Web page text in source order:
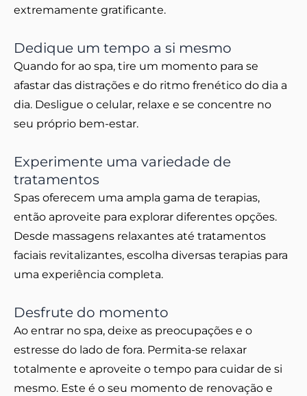
extremamente gratificante.
Dedique um tempo a si mesmo
Quando for ao spa, tire um momento para se
afastar das distrações e do ritmo frenético do dia a
dia. Desligue o celular, relaxe e se concentre no
seu próprio bem-estar.
Experimente uma variedade de
tratamentos
Spas oferecem uma ampla gama de terapias,
então aproveite para explorar diferentes opções.
Desde massagens relaxantes até tratamentos
faciais revitalizantes, escolha diversas terapias para
uma experiência completa.
Desfrute do momento
Ao entrar no spa, deixe as preocupações e o
estresse do lado de fora. Permita-se relaxar
totalmente e aproveite o tempo para cuidar de si
mesmo. Este é o seu momento de renovação e